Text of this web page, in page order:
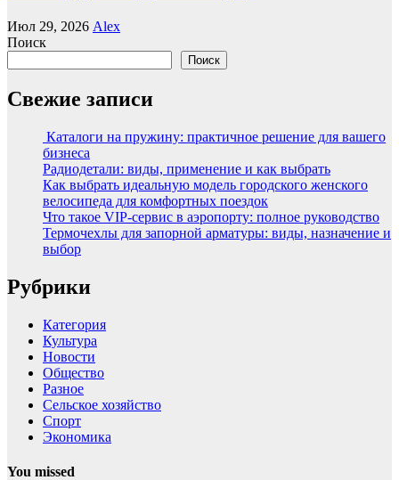
Июл 29, 2026 Alex
Поиск
Поиск
Свежие записи
Каталоги на пружину: практичное решение для вашего
бизнеса
Радиодетали: виды, применение и как выбрать
Как выбрать идеальную модель городского женского
велосипеда для комфортных поездок
Что такое VIP-сервис в аэропорту: полное руководство
Термочехлы для запорной арматуры: виды, назначение и
выбор
Рубрики
Категория
Культура
Новости
Общество
Разное
Сельское хозяйство
Спорт
Экономика
You missed